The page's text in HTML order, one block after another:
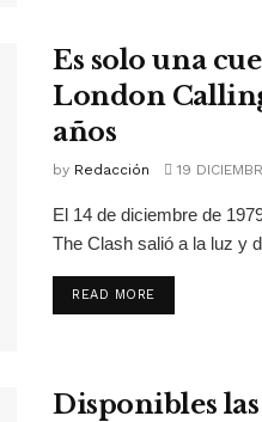
Es solo una
London
años
by Redacción 19
El 14 de diciembre de
The Clash salió a la luz y
READ MORE
Disponibles